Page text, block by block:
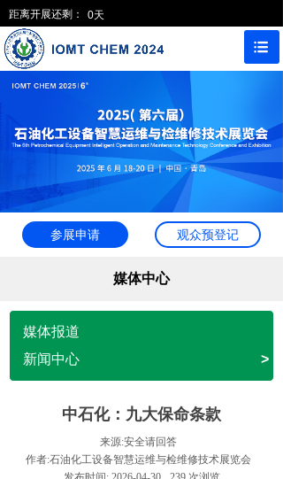
距离开展还剩： 0天
参展申请 观众预登记
媒体中心
媒体报道
新闻中心
>
中石化：九大保命条款
来源:安全请回答
作者:石油化工设备智慧运维与检维修技术展览会